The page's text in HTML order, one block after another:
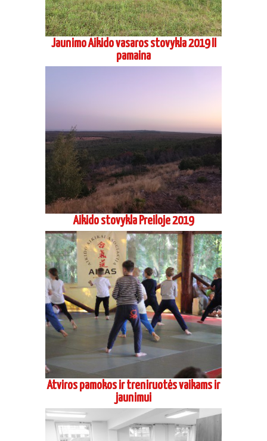
Jaunimo Aikido vasaros stovykla 2019 II
pamaina
Aikido stovykla Preiloje 2019
Atviros pamokos ir treniruotės vaikams ir
jaunimui